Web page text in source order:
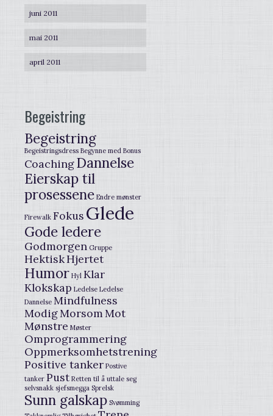
juni 2011
mai 2011
april 2011
Begeistring
Begeistring
Begeistringsdress Begynne med Bonus
CoachingDannelse
Eierskap til
prosessene Endre mønster
Firewalk Fokus Glede
Gode ledere
Godmorgen Gruppe
HektiskHjertet
Humor Hyl Klar
Klokskap Ledelse Ledelse
Dannelse Mindfulness
ModigMorsomMot
Mønstre Møster
Omprogrammering
Oppmerksomhetstrening
Positive tanker Postive
tanker Pust Retten til å uttale seg
selvsnakk sjefsmegga Sprelsk
Sunn galskap Svømming